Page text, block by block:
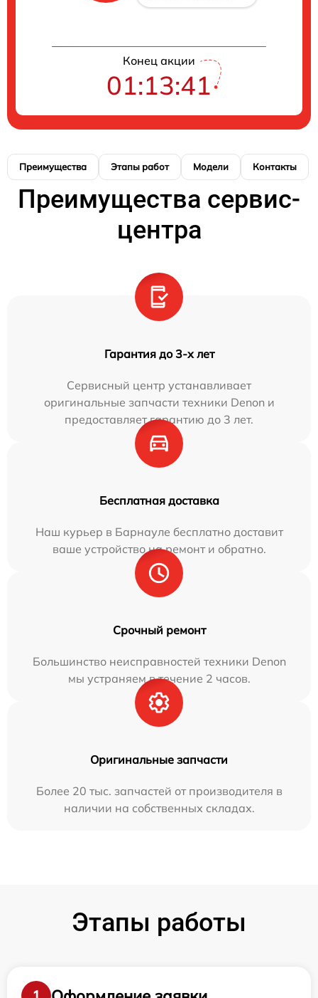
Конец акции
01:13:41
Преимущества Этапы работ Модели Контакты
Преимущества сервис-
центра
Гарантия до 3-х лет
Сервисный центр устанавливает
оригинальные запчасти техники Denon и
предоставляет гарантию до 3 лет.
Бесплатная доставка
Наш курьер в Барнауле бесплатно доставит
ваше устройство на ремонт и обратно.
Срочный ремонт
Большинство неисправностей техники Denon
мы устраняем в течение 2 часов.
Оригинальные запчасти
Более 20 тыс. запчастей от производителя в
наличии на собственных складах.
Этапы работы